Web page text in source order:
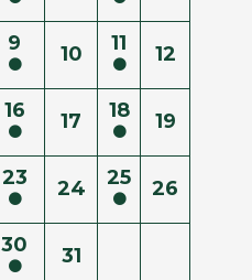
9 10 11 12
16 17 18 19
23 24 25 26
30 31